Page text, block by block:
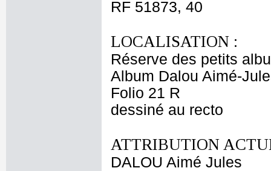
RF 51873, 40
LOCALISATION :
Réserve des petits
Album Dalou Aimé-
Folio 21 R
dessiné au recto
ATTRIBUTION
DALOU Aimé Jules